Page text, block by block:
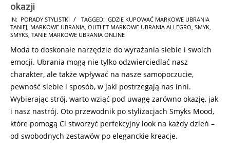
okazji
2024-
12-
IN: PORADY STYLISTKI TAGGED: GDZIE KUPOWAĆ MARKOWE UBRANIA
TANIEJ MARKOWE UBRANIA OUTLET MARKOWE UBRANIA ALLEGRO SMYK
SMYKS TANIE MARKOWE UBRANIA ONLINE
Moda to doskonałe narzędzie do wyrażania siebie i swoich
emocji. Ubrania mogą nie tylko odzwierciedlać nasz
charakter, ale także wpływać na nasze samopoczucie,
pewność siebie i sposób, w jaki postrzegają nas inni.
Wybierając strój, warto wziąć pod uwagę zarówno okazję, jak
i nasz nastrój. Oto przewodnik po stylizacjach Smyks Mood,
które pomogą Ci stworzyć perfekcyjny look na każdy dzień –
od swobodnych zestawów po eleganckie kreacje.